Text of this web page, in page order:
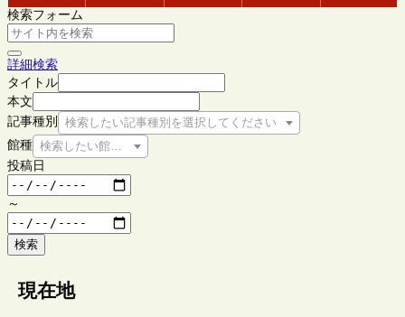
検索フォーム
詳細検索
タイトル
本文
記事種別
検索したい記事種別を選択してください
館種 検索したい館種を選択してください
投稿日
～
検索
現在地